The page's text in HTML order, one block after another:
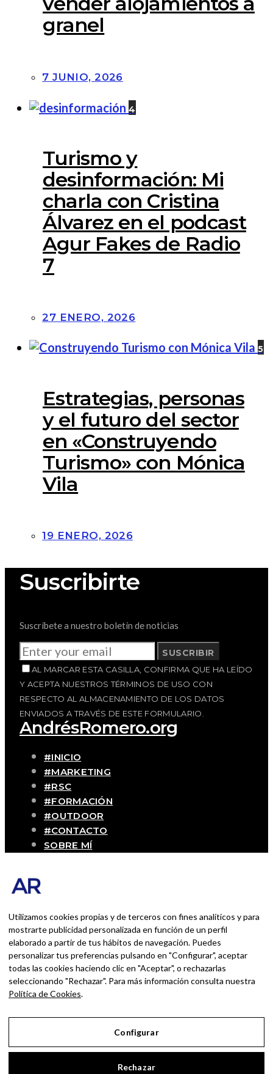
granel
7 JUNIO, 2026
4
Turismo y
desinformación: Mi
charla con Cristina
Álvarez en el podcast
Agur Fakes de Radio
7
27 ENERO, 2026
5
Estrategias, personas
y el futuro del sector
en «Construyendo
Turismo» con Mónica
Vila
19 ENERO, 2026
Suscribirte
Suscríbete a nuestro boletín de noticias
SUSCRIBIR
AL MARCAR ESTA CASILLA, CONFIRMA QUE HA LEÍDO
Y ACEPTA NUESTROS TÉRMINOS DE USO CON
RESPECTO AL ALMACENAMIENTO DE LOS DATOS
ENVIADOS A TRAVÉS DE ESTE FORMULARIO.
AndrésRomero.org
#INICIO
#MARKETING
#RSC
#FORMACIÓN
#OUTDOOR
#CONTACTO
SOBRE MÍ
Romero. Experiencias personales y
con lo que hace cada día
BUSCAR POR:
BUSCAR
Ingresa las palabras de la búsqueda y presiona
Enter.
Utilizamos cookies propias y de terceros con fines analíticos y para
mostrarte publicidad personalizada en función de un perfil
elaborado a partir de tus hábitos de navegación. Puedes
personalizar tus preferencias pulsando en "Configurar", aceptar
todas las cookies haciendo clic en "Aceptar", o rechazarlas
seleccionando "Rechazar". Para más información consulta nuestra
Política de Cookies.
Configurar
Rechazar
Aviso Legal
Política de Privacidad